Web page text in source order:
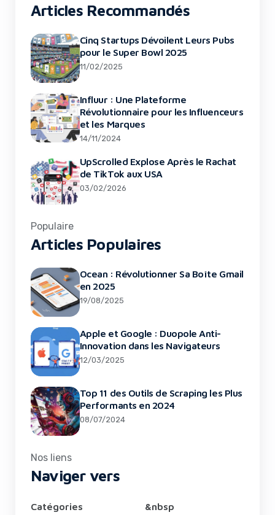
Articles Recommandés
Cinq Startups Dévoilent Leurs Pubs
pour le Super Bowl 2025
11/02/2025
Influur : Une Plateforme
Révolutionnaire pour les Influenceurs
et les Marques
14/11/2024
UpScrolled Explose Après le Rachat
de TikTok aux USA
03/02/2026
Populaire
Articles Populaires
Ocean : Révolutionner Sa Boîte Gmail
en 2025
19/08/2025
Apple et Google : Duopole Anti-
Innovation dans les Navigateurs
12/03/2025
Top 11 des Outils de Scraping les Plus
Performants en 2024
08/07/2024
Nos liens
Naviger vers
Catégories &nbsp